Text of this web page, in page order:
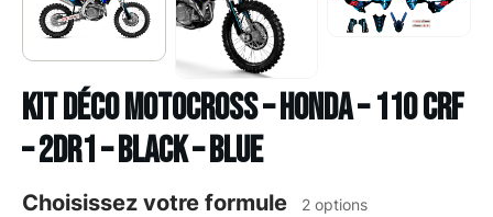
Kit déco Motocross – HONDA – 110 CRF
– 2DR1 – BLACK – BLUE
Choisissez votre formule 2 options